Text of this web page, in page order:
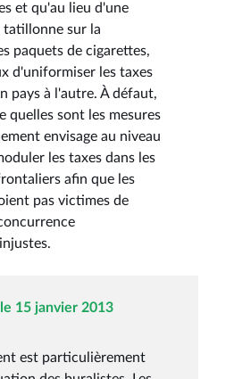
et qu'au lieu d'une
sur la
paquets de cigarettes,
d'uniformiser les taxes
pays à l'autre. À défaut,
quelles sont les mesures
envisage au niveau
les taxes dans les
afin que les
pas victimes de
15 janvier 2013
est particulièrement